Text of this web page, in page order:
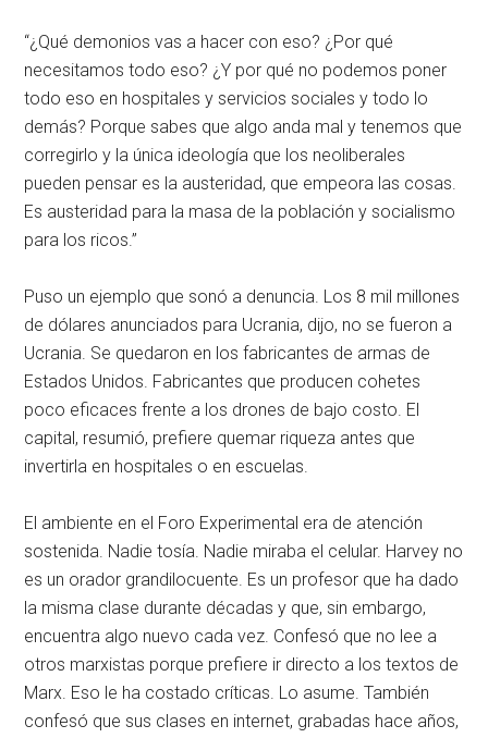
“¿Qué demonios vas a hacer con eso? ¿Por qué
necesitamos todo eso? ¿Y por qué no podemos poner
todo eso en hospitales y servicios sociales y todo lo
demás? Porque sabes que algo anda mal y tenemos que
corregirlo y la única ideología que los neoliberales
pueden pensar es la austeridad, que empeora las cosas.
Es austeridad para la masa de la población y socialismo
para los ricos.”
Puso un ejemplo que sonó a denuncia. Los 8 mil millones
de dólares anunciados para Ucrania, dijo, no se fueron a
Ucrania. Se quedaron en los fabricantes de armas de
Estados Unidos. Fabricantes que producen cohetes
poco eficaces frente a los drones de bajo costo. El
capital, resumió, prefiere quemar riqueza antes que
invertirla en hospitales o en escuelas.
El ambiente en el Foro Experimental era de atención
sostenida. Nadie tosía. Nadie miraba el celular. Harvey no
es un orador grandilocuente. Es un profesor que ha dado
la misma clase durante décadas y que, sin embargo,
encuentra algo nuevo cada vez. Confesó que no lee a
otros marxistas porque prefiere ir directo a los textos de
Marx. Eso le ha costado críticas. Lo asume. También
confesó que sus clases en internet, grabadas hace años,